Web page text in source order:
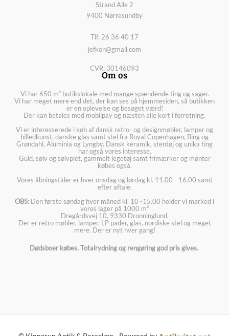
Strand Alle 2
9400 Nørresundby
Tlf: 26 36 40 17
jefkon@gmail.com
CVR: 30146093
Om os
Vi har 650 m² butikslokale med mange spændende ting og sager.
Vi har meget mere end det, der kan ses på hjemmesiden, så butikken
er en oplevelse og besøget værd!
Der kan betales med mobilpay og næsten alle kort i forretning.
Vi er interesserede i køb af dansk retro- og designmøbler, lamper og
billedkunst, danske glas samt stel fra Royal Copenhagen, Bing og
Grøndahl, Aluminia og Lyngby. Dansk keramik, stentøj og unika ting
har også vores interesse.
Guld, sølv og sølvplet, gammelt legetøj samt frimærker og mønter
købes også.
Vores åbningstider er hver onsdag og lørdag kl. 11.00 - 16.00 samt
efter aftale.
OBS: Den første søndag hver måned kl. 10 -15.00 holder vi marked i
vores lager på 1000 m²
Dregårdsvej 10, 9330 Dronninglund.
Der er retro møbler, lamper, LP pader, glas, nordiske stel og meget
mere. Der er nyt hver gang!
Dødsboer købes. Totalrydning og rengøring god pris gives.